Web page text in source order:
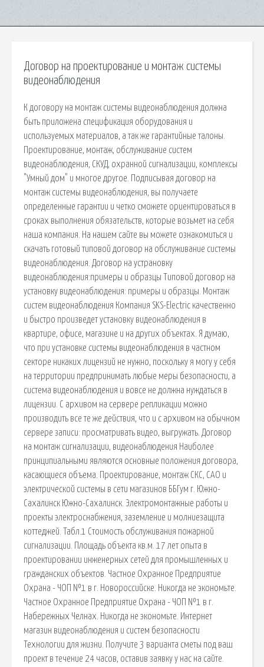
Договор на проектирование и монтаж системы
видеонаблюдения
К договору на монтаж системы видеонаблюдения должна
быть приложена спецификация оборудования и
используемых материалов, а так же гарантийные талоны.
Проектирование, монтаж, обслуживание систем
видеонаблюдения, СКУД, охранной сигнализации, комплексы
"Умный дом" и многое другое. Подписывая договор на
монтаж системы видеонаблюдения, вы получаете
определенные гарантии и четко сможете ориентироваться в
сроках выполнения обязательств, которые возьмет на себя
наша компания. На нашем сайте вы можете ознакомиться и
скачать готовый типовой договор на обслуживание системы
видеонаблюдения. Договор на устрановку
видеонаблюдения:примеры и образцы Типовой договор на
установку видеонаблюдения: примеры и образцы. Монтаж
систем видеонаблюдения Компания SKS-Electric качественно
и быстро произведет установку видеонаблюдения в
квартире, офисе, магазине и на других объектах. Я думаю,
что при установке системы видеонаблюдения в частном
секторе никаких лицензий не нужно, поскольку я могу у себя
на территории предпринимать любые меры безопасности, а
система видеонаблюдения и вовсе не должна нуждаться в
лицензии. С архивом на сервере репликации можно
производить все те же действия, что и с архивом на обычном
сервере записи: просматривать видео, выгружать. Договор
на монтаж сигнализации, видеонаблюдения Наиболее
принципиальными являются основные положения договора,
касающиеся объема. Проектирование, монтаж СКС, САО и
электрической системы в сети магазинов ББГум г. Южно-
Сахалинск Южно-Сахалинск. Электромонтажные работы и
проекты электроснабжения, заземление и молниезащита
коттеджей. Табл.1 Стоимость обслуживания пожарной
сигнализации. Площадь объекта кв.м. 17 лет опыта в
проектировании инженерных сетей для промышленных и
гражданских объектов. Частное Охранное Предприятие
Охрана - ЧОП №1 в г. Новороссийске. Никогда не экономьте.
Частное Охранное Предприятие Охрана - ЧОП №1 в г.
Набережных Челнах. Никогда не экономьте. Интернет
магазин видеонаблюдения и систем безопасности
Технологии для жизни. Получите 3 варианта сметы под ваш
проект в течение 24 часов, оставив заявку у нас на сайте.